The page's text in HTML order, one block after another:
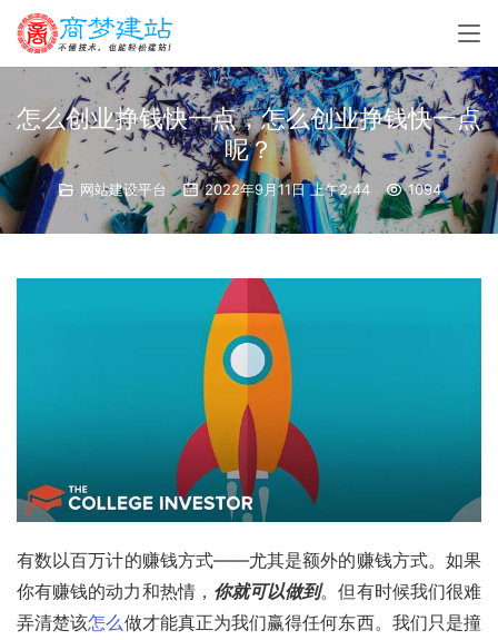
怎么创业挣钱快一点，怎么创业挣钱快一点
呢？
网站建设平台 2022年9月11日 上午2:44 1094
有数以百万计的赚钱方式——尤其是额外的赚钱方式。如果
你有赚钱的动力和热情， 你就可以做到。但有时候我们很难
弄清楚该怎么做才能真正为我们赢得任何东西。我们只是撞